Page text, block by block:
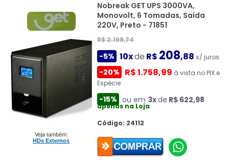
Veja também:
HDs Externos
Nobreak GET UPS 3000VA,
Monovolt, 6 Tomadas, Saída
220V, Preto - 71851
R$ 2.198,74
-5% 10xde R$ 208,88 s/ juros
-20% R$ 1.758,99 à vista no PIX e
Espécie
-15% ou em 3xde R$ 622,98
apenas na Loja
Código: 24112